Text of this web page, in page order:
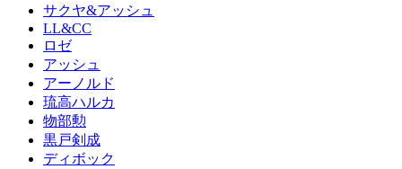
サクヤ&アッシュ
LL&CC
ロゼ
アッシュ
アーノルド
琉高ハルカ
物部勲
黒戸剣成
ディボック